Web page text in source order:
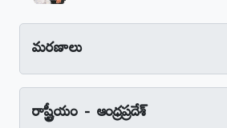
మరణాలు
రాష్ట్రీయం - ఆంధ్రప్రదేశ్‌